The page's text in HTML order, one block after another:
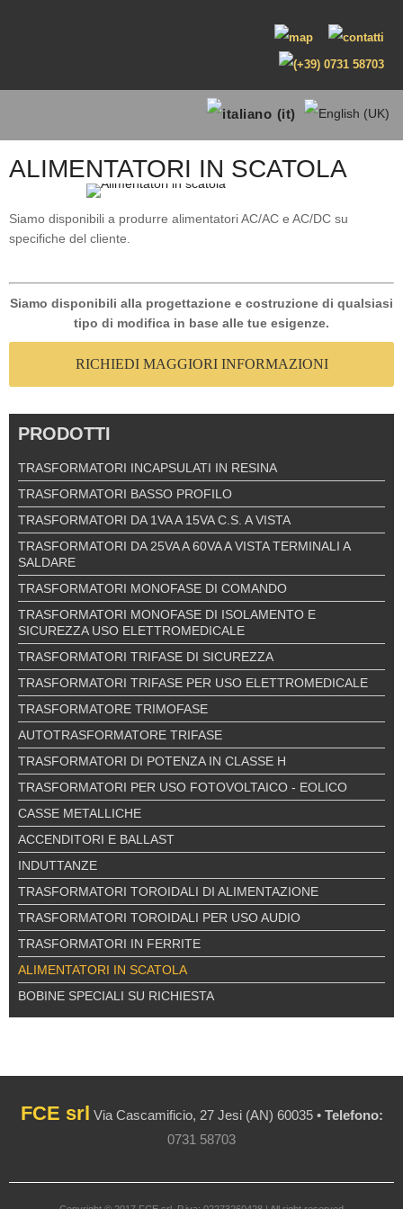
ALIMENTATORI IN SCATOLA
Siamo disponibili a produrre alimentatori AC/AC e AC/DC su
specifiche del cliente.
Siamo disponibili alla progettazione e costruzione di qualsiasi
tipo di modifica in base alle tue esigenze.
RICHIEDI MAGGIORI INFORMAZIONI
PRODOTTI
TRASFORMATORI INCAPSULATI IN RESINA
TRASFORMATORI BASSO PROFILO
TRASFORMATORI DA 1VA A 15VA C.S. A VISTA
TRASFORMATORI DA 25VA A 60VA A VISTA TERMINALI A
SALDARE
TRASFORMATORI MONOFASE DI COMANDO
TRASFORMATORI MONOFASE DI ISOLAMENTO E
SICUREZZA USO ELETTROMEDICALE
TRASFORMATORI TRIFASE DI SICUREZZA
TRASFORMATORI TRIFASE PER USO ELETTROMEDICALE
TRASFORMATORE TRIMOFASE
AUTOTRASFORMATORE TRIFASE
TRASFORMATORI DI POTENZA IN CLASSE H
TRASFORMATORI PER USO FOTOVOLTAICO - EOLICO
CASSE METALLICHE
ACCENDITORI E BALLAST
INDUTTANZE
TRASFORMATORI TOROIDALI DI ALIMENTAZIONE
TRASFORMATORI TOROIDALI PER USO AUDIO
TRASFORMATORI IN FERRITE
ALIMENTATORI IN SCATOLA
BOBINE SPECIALI SU RICHIESTA
FCE srl Via Cascamificio, 27 Jesi (AN) 60035 • Telefono:
0731 58703